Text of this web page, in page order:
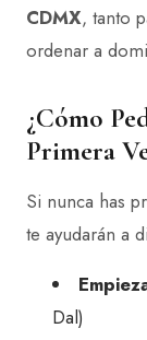
CDMX, tanto
ordenar a
¿Cómo
Primera
Si nunca has
te ayudarán a
Dal)